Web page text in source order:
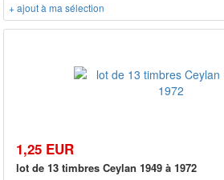
+ ajout à ma sélection
1,25 EUR
lot de 13 timbres Ceylan 1949 à 1972